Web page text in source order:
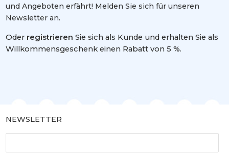
und Angeboten erfährt! Melden Sie sich für unseren
Newsletter an.
Oder registrieren Sie sich als Kunde und erhalten Sie als
Willkommensgeschenk einen Rabatt von 5 %.
NEWSLETTER